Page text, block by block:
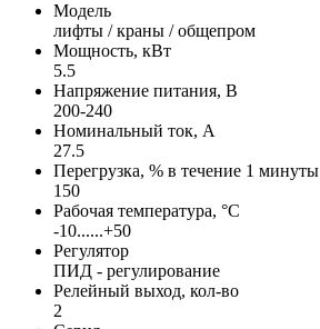
Модель
лифты / краны / общепром
Мощность, кВт
5.5
Напряжение питания, В
200-240
Номинальный ток, А
27.5
Перегрузка, % в течение 1 минуты
150
Рабочая температура, °С
-10......+50
Регулятор
ПИД - регулирование
Релейный выход, кол-во
2